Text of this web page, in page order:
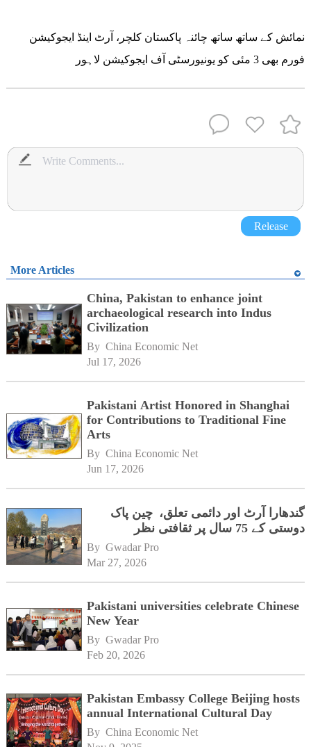
نمائش کے ساتھ ساتھ چائنہ پاکستان کلچر، آرٹ اینڈ ایجوکیشن
فورم بھی 3 مئی کو یونیورسٹی آف ایجوکیشن لاہور
Release
More Articles
China, Pakistan to enhance joint
archaeological research into Indus
Civilization
By China Economic Net
Jul 17, 2026
Pakistani Artist Honored in Shanghai
for Contributions to Traditional Fine
Arts
By China Economic Net
Jun 17, 2026
گندھارا آرٹ اور دائمی تعلق، چین پاک
دوستی کے 75 سال پر ثقافتی نظر
By Gwadar Pro
Mar 27, 2026
Pakistani universities celebrate Chinese
New Year
By Gwadar Pro
Feb 20, 2026
Pakistan Embassy College Beijing hosts
annual International Cultural Day
By China Economic Net